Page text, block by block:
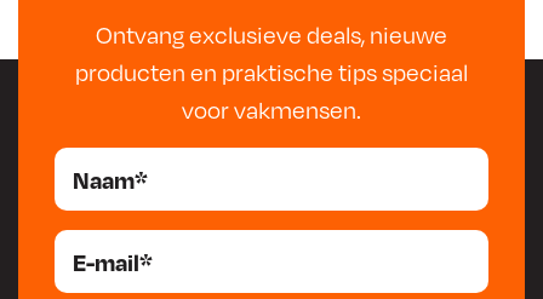
Ontvang exclusieve deals, nieuwe
producten en praktische tips speciaal
voor vakmensen.